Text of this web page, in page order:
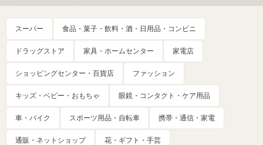
スーパー 食品・菓子・飲料・酒・日用品・コンビニ
ドラッグストア 家具・ホームセンター 家電店
ショッピングセンター・百貨店 ファッション
キッズ・ベビー・おもちゃ 眼鏡・コンタクト・ケア用品
車・バイク スポーツ用品・自転車 携帯・通信・家電
通販・ネットショップ 花・ギフト・手芸